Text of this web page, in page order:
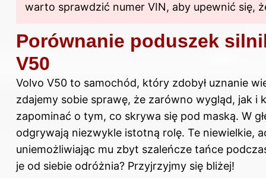
warto sprawdzić numer VIN, aby upewnić się,
Porównanie poduszek
V50
Volvo V50 to samochód, który zdobył uznanie
zdajemy sobie sprawę, że zarówno wygląd, jak i
zapominać o tym, co skrywa się pod maską. W
odgrywają niezwykle istotną rolę. Te niewielkie,
uniemożliwiając mu zbyt szaleńcze tańce
je od siebie odróżnia? Przyjrzyjmy się bliżej!